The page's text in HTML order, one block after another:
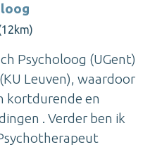
Psycholoog (UGent)
Leuven), waardoor
kortdurende en
. Verder ben ik